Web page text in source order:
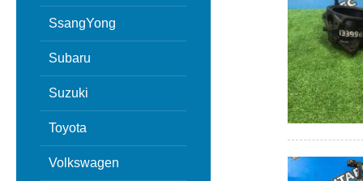
SsangYong
Subaru
Suzuki
Toyota
Volkswagen